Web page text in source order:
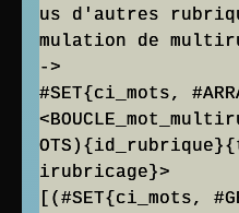
us d'autres
mulation de
->
#SET{ci_mots,
irubricage}>
[(#SET{ci_mots,